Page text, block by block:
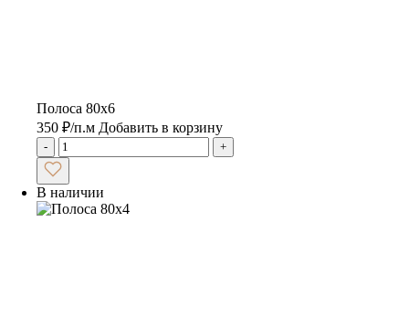
Полоса 80х6
350 ₽/п.м Добавить в корзину
- +
В наличии